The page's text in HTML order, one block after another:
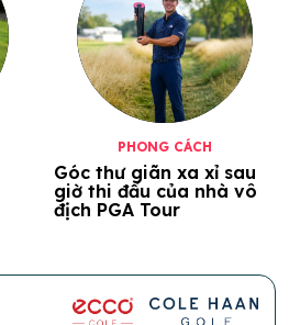
PHONG CÁCH
Góc thư giãn xa xỉ sau
giờ thi đấu của nhà vô
địch PGA Tour